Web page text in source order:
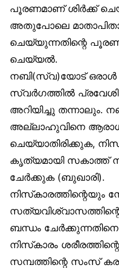
പൂരണമാണ് ശിർക്ക്
അതുപോലെ
ചെയ്യുന്നതിന്റെ
ചെയ്യൽ.
നബി(സ്വ)യോട് ഒരാൾ
സ്വർഗത്തിൽ
അറിയിച്ചു തന്നാലും.
അല്ലാഹുവിനെ
ചെയ്യാതിരിക്കുക,
കൃത്യമായി സകാത്ത്
ചേർക്കുക (ബുഖാരി).
നിസ്‌കാരത്തിന്റെയും
ബന്ധം
നിസ്‌കാരം
സമ്പത്തിന്റെ സംസ്